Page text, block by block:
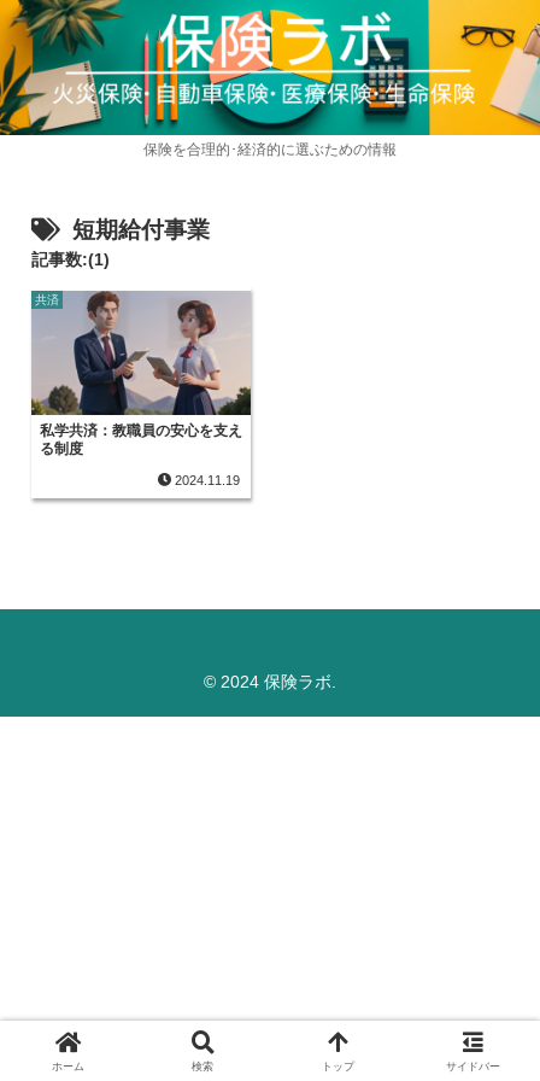
保険を合理的･経済的に選ぶための情報
短期給付事業
記事数:(1)
共済
私学共済：教職員の安心を支え
る制度
2024.11.19
© 2024 保険ラボ.
ホーム 検索 トップ サイドバー